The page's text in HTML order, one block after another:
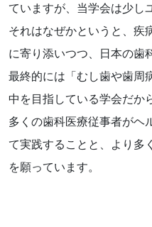
ていますが、当学会は少し
それはなぜかというと、疾
に寄り添いつつ、日本の歯
最終的には「むし歯や歯周
中を目指している学会だか
多くの歯科医療従事者がヘ
て実践することと、より多
を願っています。